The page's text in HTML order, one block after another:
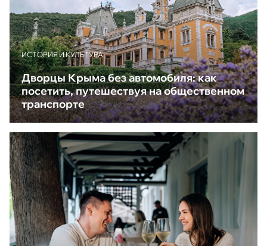
ИСТОРИЯ И КУЛЬТУРА
Дворцы Крыма без автомобиля: как
посетить, путешествуя на общественном
транспорте